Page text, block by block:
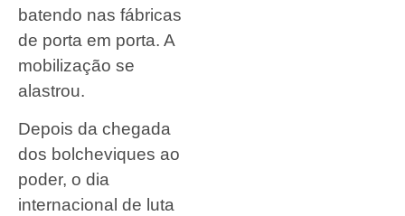
batendo nas fábricas
de porta em porta. A
mobilização se
alastrou.
Depois da chegada
dos bolcheviques ao
poder, o dia
internacional de luta